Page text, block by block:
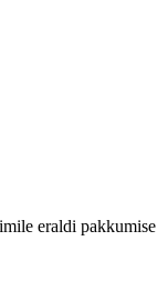
eraldi pakkumise